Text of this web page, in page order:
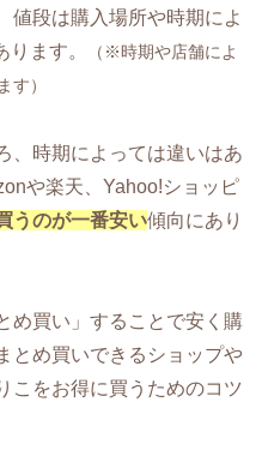
値段は購入場所や時期によ
ります。
（※時期や店舗によ
す）
、時期によっては違いはあ
や楽天、Yahoo!ショッピ
うのが一番安い傾向にあり
め買い」することで安く購
とめ買いできるショップや
こをお得に買うためのコツ